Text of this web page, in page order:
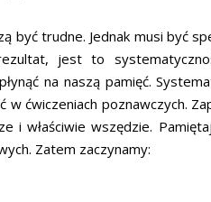
być trudne. Jednak musi być
jest to
na naszą pamięć.
ćwiczeniach poznawczych.
i właściwie wszędzie.
Zatem zaczynamy: